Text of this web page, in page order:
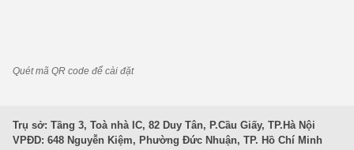
Quét mã QR code để cài đặt
Trụ sở: Tầng 3, Toà nhà IC, 82 Duy Tân, P.Cầu Giấy, TP.Hà Nội
VPĐD: 648 Nguyễn Kiệm, Phường Đức Nhuận, TP. Hồ Chí Minh